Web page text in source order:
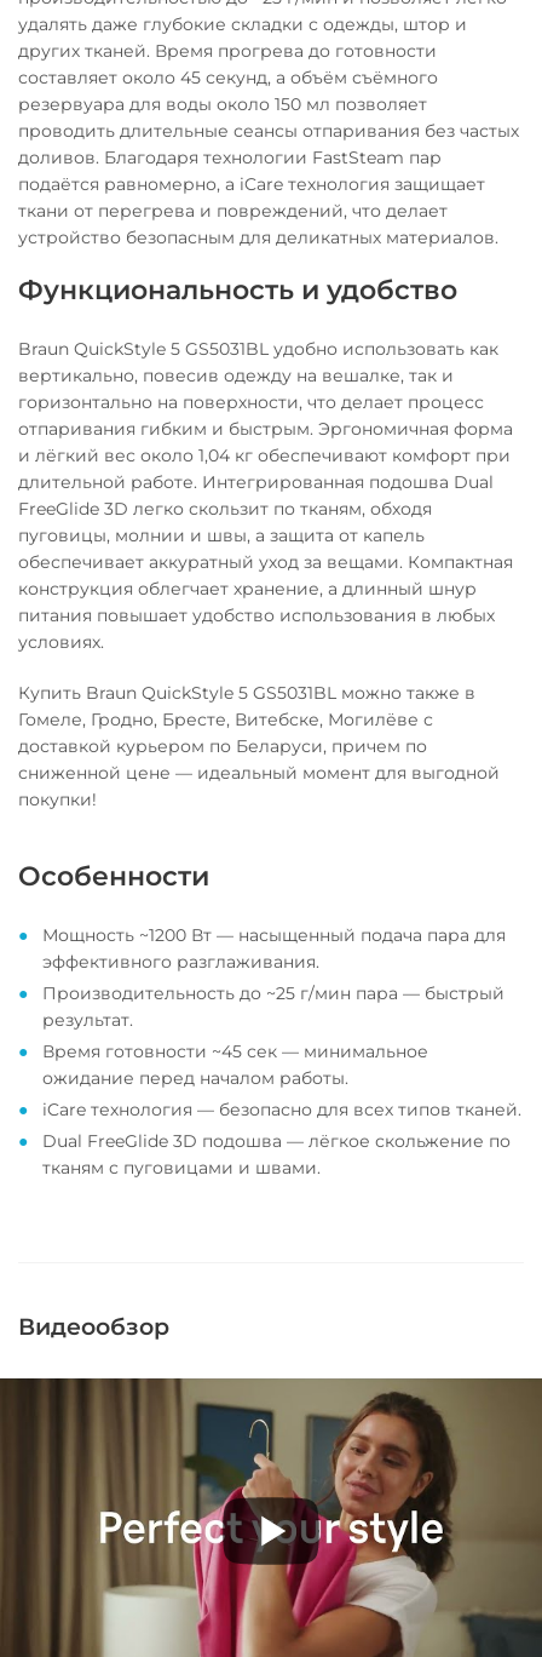
удалять даже глубокие складки с одежды, штор и
других тканей. Время прогрева до готовности
составляет около 45 секунд, а объём съёмного
резервуара для воды около 150 мл позволяет
проводить длительные сеансы отпаривания без частых
доливов. Благодаря технологии FastSteam пар
подаётся равномерно, а iCare технология защищает
ткани от перегрева и повреждений, что делает
устройство безопасным для деликатных материалов.
Функциональность и удобство
Braun QuickStyle 5 GS5031BL удобно использовать как
вертикально, повесив одежду на вешалке, так и
горизонтально на поверхности, что делает процесс
отпаривания гибким и быстрым. Эргономичная форма
и лёгкий вес около 1,04 кг обеспечивают комфорт при
длительной работе. Интегрированная подошва Dual
FreeGlide 3D легко скользит по тканям, обходя
пуговицы, молнии и швы, а защита от капель
обеспечивает аккуратный уход за вещами. Компактная
конструкция облегчает хранение, а длинный шнур
питания повышает удобство использования в любых
условиях.
Купить Braun QuickStyle 5 GS5031BL можно также в
Гомеле, Гродно, Бресте, Витебске, Могилёве с
доставкой курьером по Беларуси, причем по
сниженной цене — идеальный момент для выгодной
покупки!
Особенности
Мощность ~1200 Вт — насыщенный подача пара для
эффективного разглаживания.
Производительность до ~25 г/мин пара — быстрый
результат.
Время готовности ~45 сек — минимальное
ожидание перед началом работы.
iCare технология — безопасно для всех типов тканей.
Dual FreeGlide 3D подошва — лёгкое скольжение по
тканям с пуговицами и швами.
Видеообзор